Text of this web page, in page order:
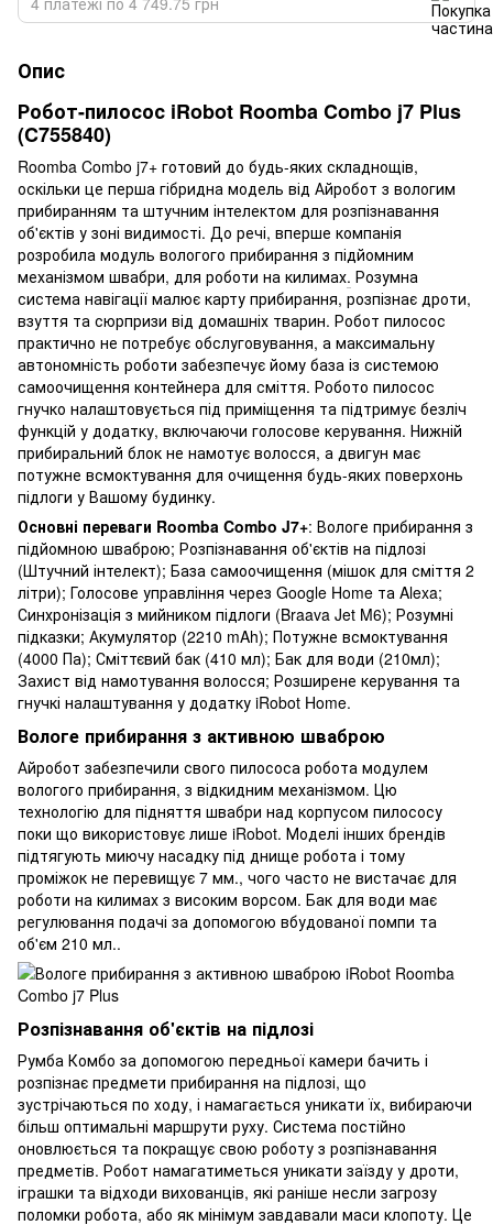
Опис
Робот-пилосос iRobot Roomba Combo j7 Plus
(C755840)
Roomba Combo j7+ готовий до будь-яких складнощів,
оскільки це перша гібридна модель від Айробот з вологим
прибиранням та штучним інтелектом для розпізнавання
об'єктів у зоні видимості. До речі, вперше компанія
розробила модуль вологого прибирання з підйомним
механізмом швабри, для роботи на килимах. Розумна
система навігації малює карту прибирання, розпізнає дроти,
взуття та сюрпризи від домашніх тварин. Робот пилосос
практично не потребує обслуговування, а максимальну
автономність роботи забезпечує йому база із системою
самоочищення контейнера для сміття. Робото пилосос
гнучко налаштовується під приміщення та підтримує безліч
функцій у додатку, включаючи голосове керування. Нижній
прибиральний блок не намотує волосся, а двигун має
потужне всмоктування для очищення будь-яких поверхонь
підлоги у Вашому будинку.
Основні переваги Roomba Combo J7+: Вологе прибирання з
підйомною шваброю; Розпізнавання об'єктів на підлозі
(Штучний інтелект); База самоочищення (мішок для сміття 2
літри); Голосове управління через Google Home та Alexa;
Синхронізація з мийником підлоги (Braava Jet M6); Розумні
підказки; Акумулятор (2210 mAh); Потужне всмоктування
(4000 Па); Сміттєвий бак (410 мл); Бак для води (210мл);
Захист від намотування волосся; Розширене керування та
гнучкі налаштування у додатку iRobot Home.
Вологе прибирання з активною шваброю
Айробот забезпечили свого пилососа робота модулем
вологого прибирання, з відкидним механізмом. Цю
технологію для підняття швабри над корпусом пилососу
поки що використовує лише iRobot. Моделі інших брендів
підтягують миючу насадку під днище робота і тому
проміжок не перевищує 7 мм., чого часто не вистачає для
роботи на килимах з високим ворсом. Бак для води має
регулювання подачі за допомогою вбудованої помпи та
об'єм 210 мл..
Розпізнавання об'єктів на підлозі
Румба Комбо за допомогою передньої камери бачить і
розпізнає предмети прибирання на підлозі, що
зустрічаються по ходу, і намагається уникати їх, вибираючи
більш оптимальні маршрути руху. Система постійно
оновлюється та покращує свою роботу з розпізнавання
предметів. Робот намагатиметься уникати заїзду у дроти,
іграшки та відходи вихованців, які раніше несли загрозу
поломки робота, або як мінімум завдавали маси клопоту. Це